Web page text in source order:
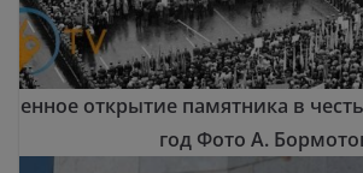
открытие памятника в
год Фото А.